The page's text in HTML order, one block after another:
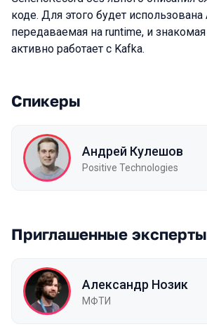
коде. Для этого будет использована
передаваемая на runtime, и
активно работает с Kafka.
Спикеры
Андрей Кулешов
Positive Technologies
Приглашенные эксперты
Александр Нозик
МФТИ